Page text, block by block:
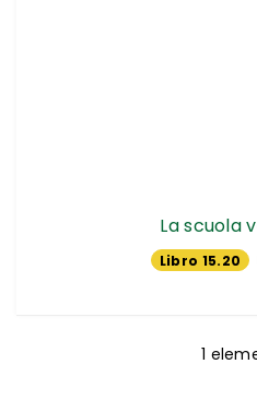
La scuola
Libro 15.20
1